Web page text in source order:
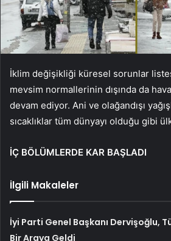
İklim değişikliği küresel sorunlar
mevsim normallerinin dışında da
devam ediyor. Ani ve olağandışı
sıcaklıklar tüm dünyayı olduğu gibi
İÇ BÖLÜMLERDE KAR BAŞLADI
İlgili Makaleler
İyi Parti Genel Başkanı Dervişoğlu,
Bir Araya Geldi